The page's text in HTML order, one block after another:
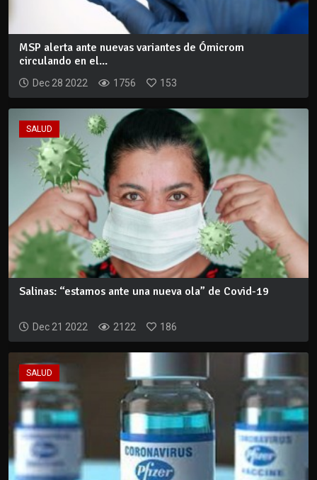
MSP alerta ante nuevas variantes de Ómicrom
circulando en el...
Dec 28 2022 1756 153
SALUD
Salinas: “estamos ante una nueva ola” de Covid-19
Dec 21 2022 2122 186
SALUD